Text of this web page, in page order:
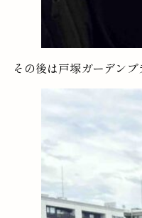
その後は戸塚ガーデン